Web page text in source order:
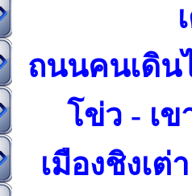
ถนนคนเดิน
โข่ว - เ
เมืองชิงเต่